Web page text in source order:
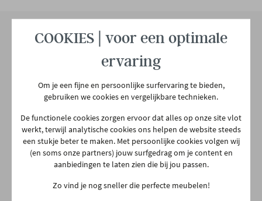
Houtsoort Eik
Rotan
Materiaal poten Hout
Woonstijl
Modern Etnisch
Landelijk
Gewicht
Onze winkel
2500 Lier
info@gerowonen.be
Ma
10:00 - 18:30
Di
10:00 - 18:30
Woe
10:00 - 18:30
COOKIES | voor een optimale
ervaring
Om je een fijne en persoonlijke surfervaring te bieden,
gebruiken we cookies en vergelijkbare technieken.
De functionele cookies zorgen ervoor dat alles op onze site vlot
werkt, terwijl analytische cookies ons helpen de website steeds
een stukje beter te maken. Met persoonlijke cookies volgen wij
(en soms onze partners) jouw surfgedrag om je content en
aanbiedingen te laten zien die bij jou passen.
Zo vind je nog sneller die perfecte meubelen!